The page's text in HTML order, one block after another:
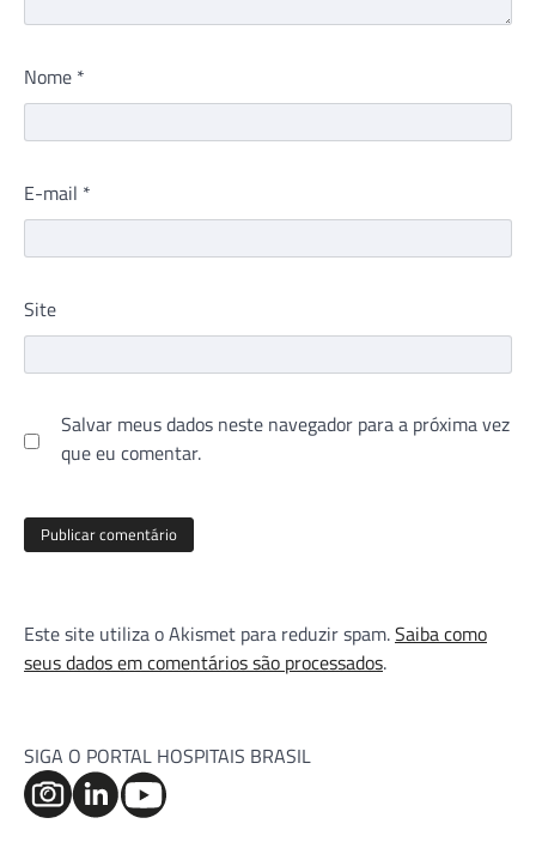
Nome *
E-mail *
Site
Salvar meus dados neste navegador para a próxima vez
que eu comentar.
Este site utiliza o Akismet para reduzir spam.Saiba como
seus dados em comentários são processados.
SIGA O PORTAL HOSPITAIS BRASIL